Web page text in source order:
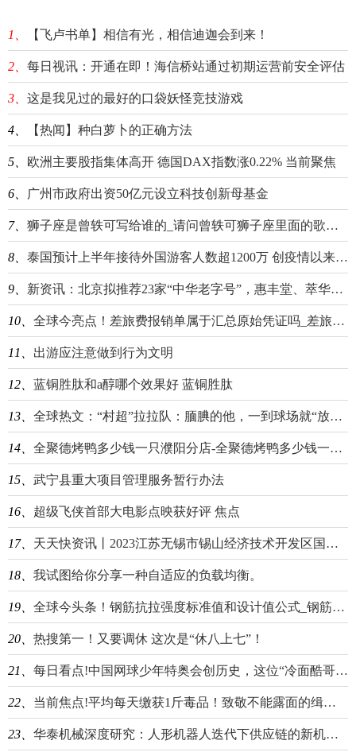
1、 【飞卢书单】相信有光，相信迪迦会到来！
2、 每日视讯：开通在即！海信桥站通过初期运营前安全评估
3、 这是我见过的最好的口袋妖怪竞技游戏
4、 【热闻】种白萝卜的正确方法
5、 欧洲主要股指集体高开 德国DAX指数涨0.22% 当前聚焦
6、 广州市政府出资50亿元设立科技创新母基金
7、 狮子座是曾轶可写给谁的_请问曾轶可狮子座里面的歌词是意思啊
8、 泰国预计上半年接待外国游客人数超1200万 创疫情以来新高
9、 新资讯：北京拟推荐23家“中华老字号”，惠丰堂、萃华楼等7家餐企在内
10、 全球今亮点！差旅费报销单属于汇总原始凭证吗_差旅费报销
11、 出游应注意做到行为文明
12、 蓝铜胜肽和a醇哪个效果好 蓝铜胜肽
13、 全球热文：“村超”拉拉队：腼腆的他，一到球场就“放飞自我”
14、 全聚德烤鸭多少钱一只濮阳分店-全聚德烤鸭多少钱一只|今日热文
15、 武宁县重大项目管理服务暂行办法
16、 超级飞侠首部大电影点映获好评 焦点
17、 天天快资讯丨2023江苏无锡市锡山经济技术开发区国有企业招聘拟录用人员公告
18、 我试图给你分享一种自适应的负载均衡。
19、 全球今头条！钢筋抗拉强度标准值和设计值公式_钢筋抗拉强度标准值表
20、 热搜第一！又要调休 这次是“休八上七”！
21、 每日看点!中国网球少年特奥会创历史，这位“冷面酷哥”的偶像是李娜
22、 当前焦点!平均每天缴获1斤毒品！致敬不能露面的缉毒英雄
23、 华泰机械深度研究：人形机器人迭代下供应链的新机遇 全球简讯